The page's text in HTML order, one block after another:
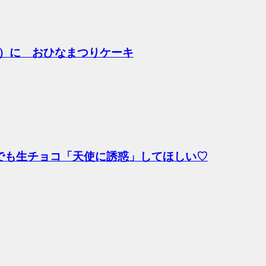
に おひなまつりケーキ
生チョコ「天使に誘惑」してほしい♡